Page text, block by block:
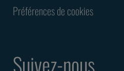
Préférences de cookies
Suivez-nous